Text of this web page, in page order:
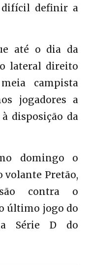
difícil definir a
até o dia da
lateral direito
campista
jogadores a
disposição da
domingo o
volante Pretão,
contra o
último jogo do
Série D do